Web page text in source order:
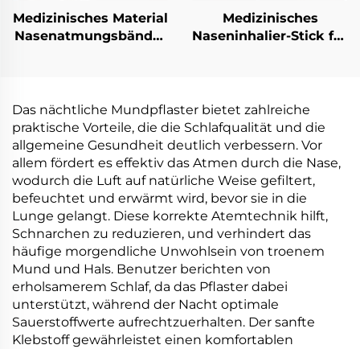
Medizinisches Material
Nasenatmungsbänder
Hustenentlastung
Atmungs-
Nasenbänder
Medizinisches
Naseninhalier-Stick für
Erfrischungs-Stick
Praktischer
mitgeführter Inhalier-
Tube
Das nächtliche Mundpflaster bietet zahlreiche
praktische Vorteile, die die Schlafqualität und die
allgemeine Gesundheit deutlich verbessern. Vor
allem fördert es effektiv das Atmen durch die Nase,
wodurch die Luft auf natürliche Weise gefiltert,
befeuchtet und erwärmt wird, bevor sie in die
Lunge gelangt. Diese korrekte Atemtechnik hilft,
Schnarchen zu reduzieren, und verhindert das
häufige morgendliche Unwohlsein von troenem
Mund und Hals. Benutzer berichten von
erholsamerem Schlaf, da das Pflaster dabei
unterstützt, während der Nacht optimale
Sauerstoffwerte aufrechtzuerhalten. Der sanfte
Klebstoff gewährleistet einen komfortablen